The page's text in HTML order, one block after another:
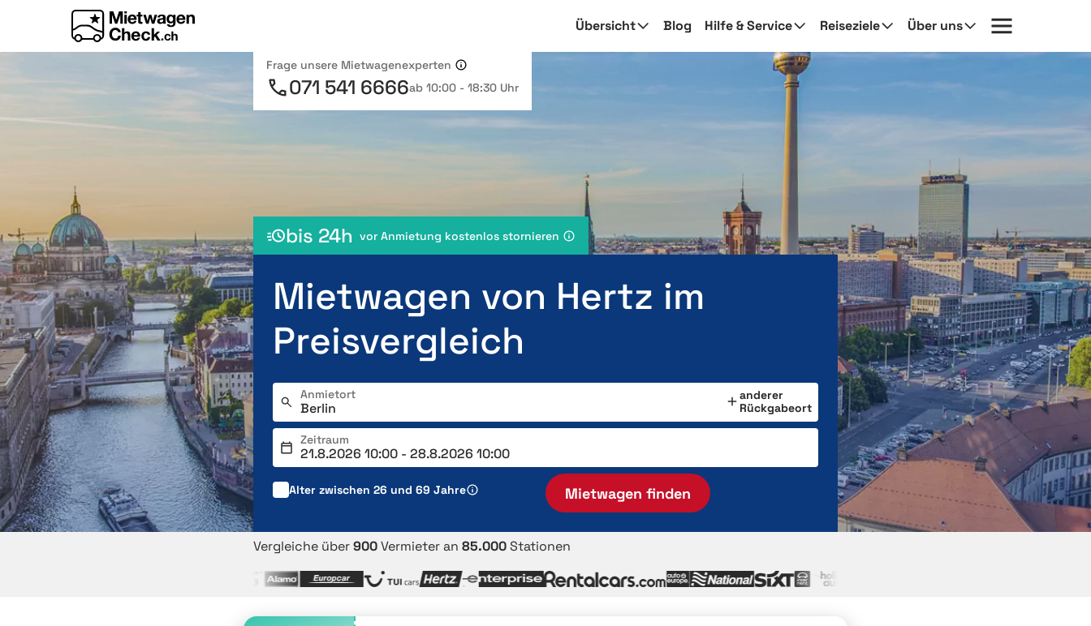
Übersicht Blog Hilfe & Service Reiseziele Über uns
Frage unsere Mietwagenexperten
071 541 6666ab 10:00 - 18:30 Uhr
bis 24h vor Anmietung kostenlos stornieren
Mietwagen von Hertz im
Preisvergleich
Anmietort
anderer
Rückgabeort
Zeitraum
Alter zwischen 26 und 69 Jahre Mietwagen finden
Vergleiche über900Vermieter an 85.000Stationen